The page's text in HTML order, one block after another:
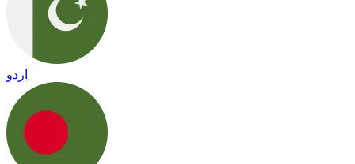
اردو